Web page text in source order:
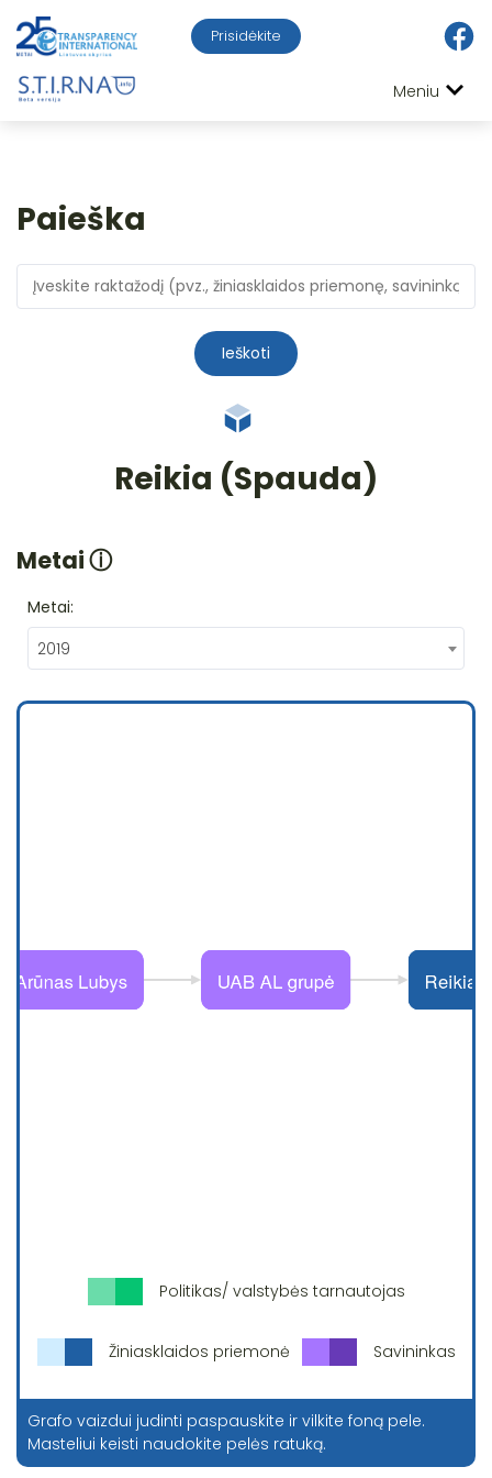
Prisidėkite
Meniu
Paieška
Ieškoti
Reikia (Spauda)
Metaiⓘ
Metai:
2019
Politikas/ valstybės tarnautojas
Žiniasklaidos priemonė Savininkas
Grafo vaizdui judinti paspauskite ir vilkite foną pele.
Masteliui keisti naudokite pelės ratuką.